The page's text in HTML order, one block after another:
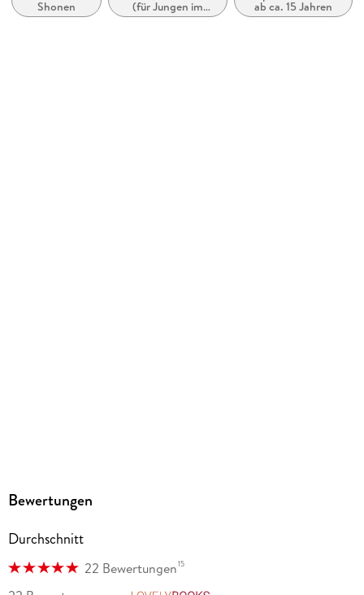
Jiye Josephine Lee
Shonen
(für Jungen im
Teenageralter)
ab ca. 15 Jahren
Bewertungen
Durchschnitt
22 Bewertungen15